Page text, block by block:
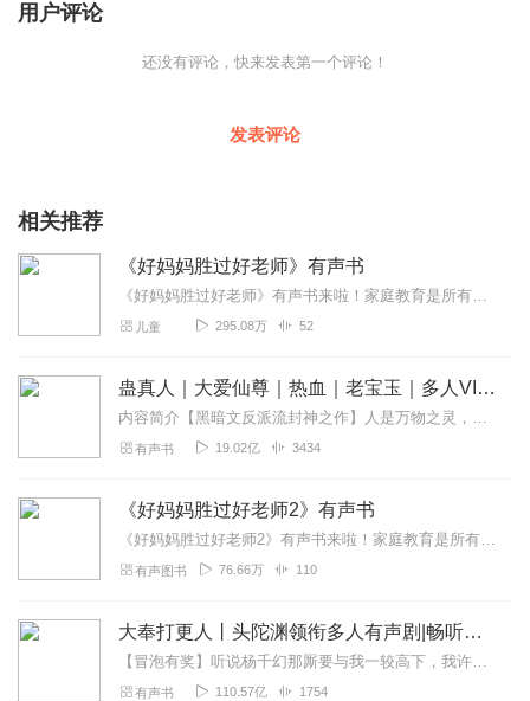
用户评论
还没有评论，快来发表第一个评论！
发表评论
相关推荐
《好妈妈胜过好老师》有声书
《好妈妈胜过好老师》有声书来啦！家庭教育是所有教育的起点最美的教育从来最简单自由的孩子最自觉做最优秀的父母从听《好妈妈胜过好老师》开始一本优秀的经典书，内含丰富...
儿童 295.08万 52
蛊真人｜大爱仙尊｜热血｜老宝玉｜多人VIP免费有声剧
内容简介【黑暗文反派流封神之作】人是万物之灵，蛊是天地真精。一个穿越者不断重生的故事。一个养蛊、炼蛊、用蛊的奇特世界。配音组（男角色）老宝玉旁白...
有声书 19.02亿 3434
《好妈妈胜过好老师2》有声书
《好妈妈胜过好老师2》有声书来啦！家庭教育是所有教育的起点最美的教育从来最简单自由的孩子最自觉做最优秀的父母从听《好妈妈胜过好老师》开始一本优秀的经典书，内含丰...
有声图书 76.66万 110
大奉打更人丨头陀渊领衔多人有声剧|畅听全集|王鹤棣、田曦薇主演影视剧原著|卖报小郎君
【冒泡有奖】听说杨千幻那厮要与我一较高下，我许七安要开始装叉了！快进入声音播放页戳下方输入框，冒个泡偷偷告诉我，我要用哪些诗词才能胜过他？说得好的，有赏！202...
有声书 110.57亿 1754